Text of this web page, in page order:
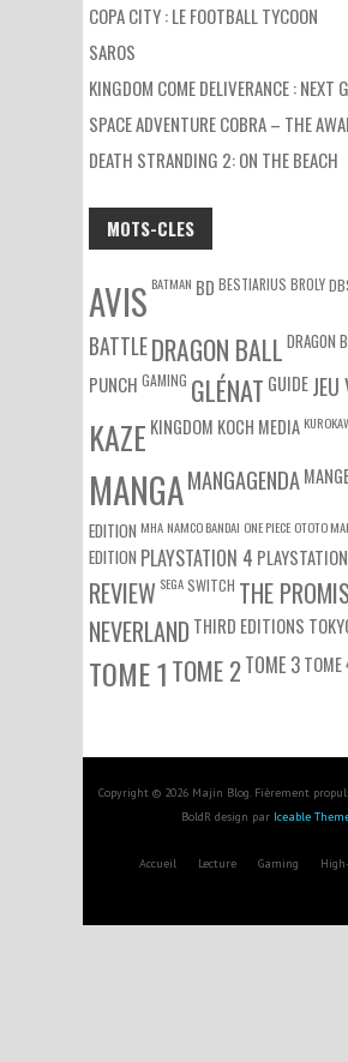
COPA CITY : LE FOOTBALL TYCOON
SAROS
KINGDOM COME DELIVERANCE : NEXT
SPACE ADVENTURE COBRA – THE
DEATH STRANDING 2: ON THE BEACH
MOTS-CLES
AVIS BATMAN BD BESTIARIUS BROLY
BATTLEDRAGON BALL DRAGON
PUNCH GAMING GLÉNAT GUIDEJEU
KAZE KINGDOM KOCH MEDIA
MANGAMANGAGENDA
EDITION MHA NAMCO BANDAI ONE PIECE OTOTO
EDITION PLAYSTATION 4
REVIEW SEGASWITCH THE
NEVERLAND THIRD EDITIONS
TOME 1TOME 2TOME 3TOME
Copyright © 2026 Majin Blog. Fièrement
BoldR design par Iceable
Accueil Lecture Gaming